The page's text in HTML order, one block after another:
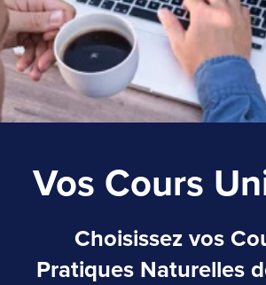
Vos Cours
Choisissez vos
Pratiques Naturelles